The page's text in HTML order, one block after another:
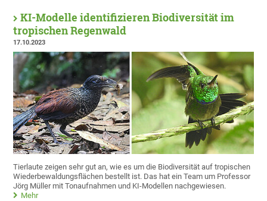
KI-Modelle identifizieren Biodiversität im
tropischen Regenwald
17.10.2023
Tierlaute zeigen sehr gut an, wie es um die Biodiversität auf tropischen
Wiederbewaldungsflächen bestellt ist. Das hat ein Team um Professor
Jörg Müller mit Tonaufnahmen und KI-Modellen nachgewiesen.
Mehr